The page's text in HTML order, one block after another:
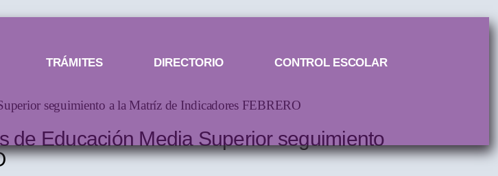
TRÁMITES DIRECTORIO CONTROL ESCOLAR
seguimiento a la Matríz de Indicadores FEBRERO
de Educación Media Superior seguimiento